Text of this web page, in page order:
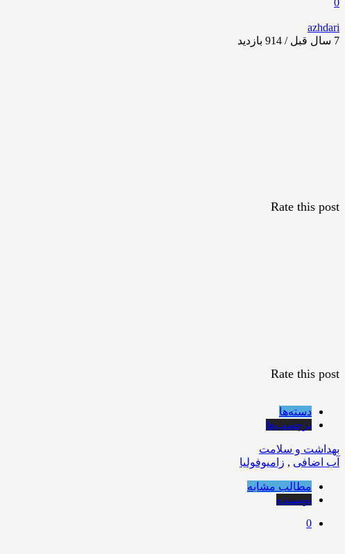
azhdari
7 سال قبل / 914
بازدید
Rate this post
Rate this post
دسته‌ها
برچسب‌ها
بهداشت و سلامت
آب اضافی , زامیوفولیا
مطالب مشابه
نویسنده
0